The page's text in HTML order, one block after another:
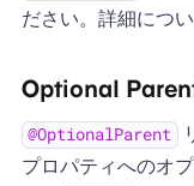
ださい。詳細につ
Optional
@OptionalParent
プロパティへのオ